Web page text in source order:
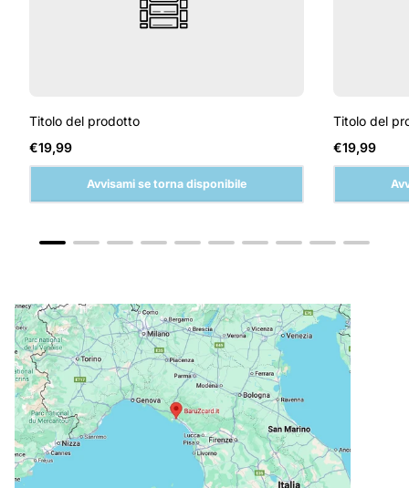
Titolo del prodotto
Prezzo
normale
€19,99
Avvisami se torna disponibile
Titolo del
Prezzo
normale
€19,99